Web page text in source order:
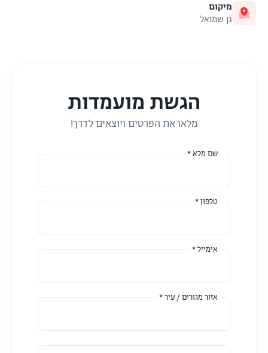
מיקום
גן שמואל
הגשת מועמדות
מלאו את הפרטים ויוצאים לדרך!
שם מלא *
טלפון *
אימייל *
אזור מגורים / עיר *